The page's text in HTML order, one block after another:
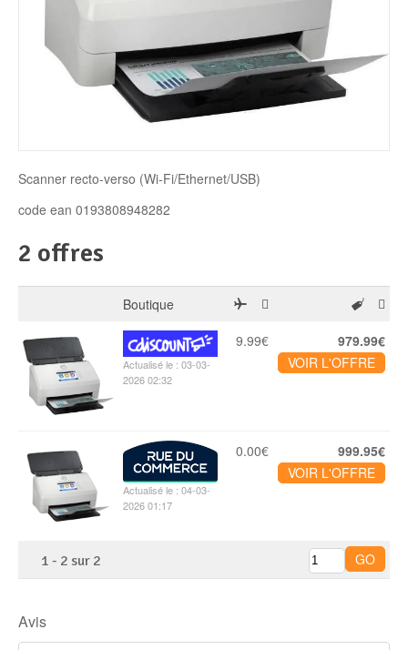
Disque SSD
Scanner recto-verso (Wi-Fi/Ethernet/USB)
code ean 0193808948282
2 offres
Boutique
Actualisé le : 03-03-
2026 02:32
9.99€
979.99€
VOIR L'OFFRE
Actualisé le : 04-03-
2026 01:17
0.00€
999.95€
VOIR L'OFFRE
1 - 2 sur 2
Avis